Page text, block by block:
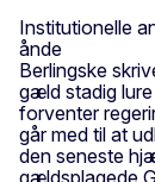
Institutionelle
ånde
Berlingske
gæld stadig
forventer
går med til at
den seneste
gældsplagede